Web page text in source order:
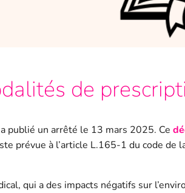
de
publié un arrêté le 13 mars 2025. Ce
prévue à l’article L.165-1 du code
qui a des impacts négatifs sur